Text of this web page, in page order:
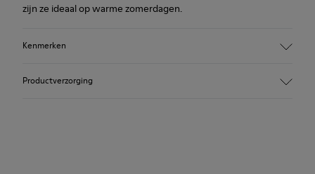
zijn ze ideaal op warme zomerdagen.
Kenmerken
Productverzorging